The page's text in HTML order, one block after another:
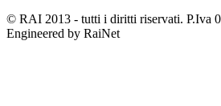
© RAI 2013 - tutti i diritti riservati. P.Iva
Engineered by RaiNet